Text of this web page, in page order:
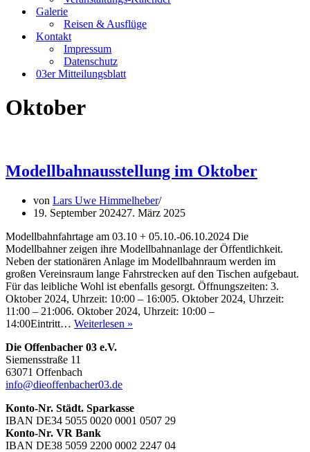
Galerie
Reisen & Ausflüge
Kontakt
Impressum
Datenschutz
03er Mitteilungsblatt
Oktober
Modellbahnausstellung im Oktober
von Lars Uwe Himmelheber
19. September 202427. März 2025
Modellbahnfahrtage am 03.10 + 05.10.-06.10.2024 Die
Modellbahner zeigen ihre Modellbahnanlage der Öffentlichkeit.
Neben der stationären Anlage im Modellbahnraum werden im
großen Vereinsraum lange Fahrstrecken auf den Tischen aufgebaut.
Für das leibliche Wohl ist ebenfalls gesorgt. Öffnungszeiten: 3.
Oktober 2024, Uhrzeit: 10:00 – 16:005. Oktober 2024, Uhrzeit:
11:00 – 21:006. Oktober 2024, Uhrzeit: 10:00 –
14:00Eintritt… Weiterlesen »
Die Offenbacher 03 e.V.
Siemensstraße 11
63071 Offenbach
info@dieoffenbacher03.de
Konto-Nr. Städt. Sparkasse
IBAN DE34 5055 0020 0001 0507 29
Konto-Nr. VR Bank
IBAN DE38 5059 2200 0002 2247 04